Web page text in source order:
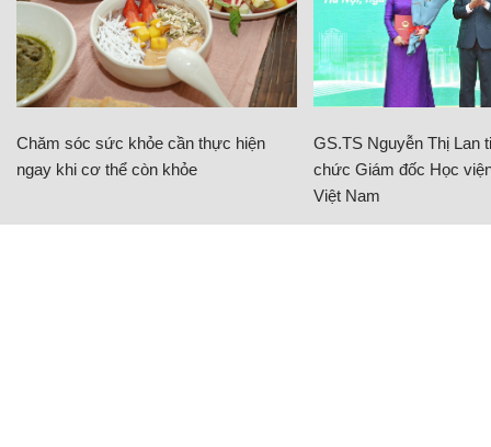
Chăm sóc sức khỏe cần thực hiện
ngay khi cơ thể còn khỏe
GS.TS Nguyễn Thị Lan
chức Giám đốc Học
Việt Nam